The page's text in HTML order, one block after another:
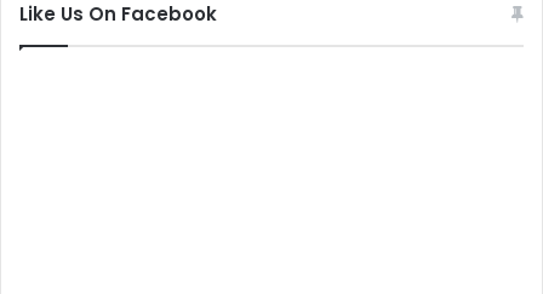
Like Us On Facebook